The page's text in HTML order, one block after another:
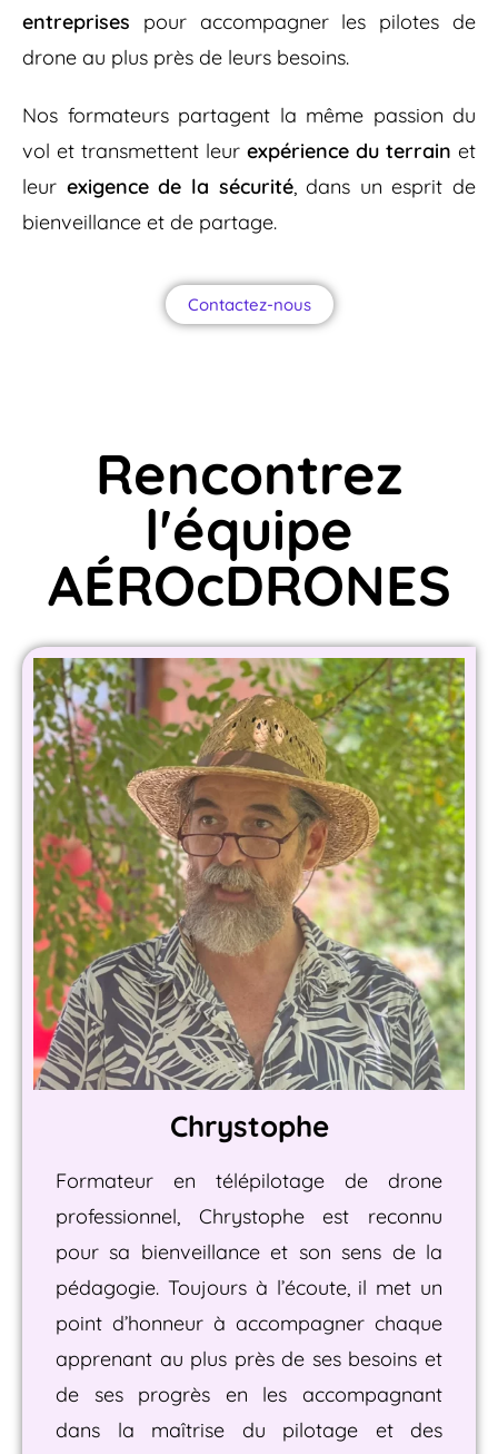
entreprises pour accompagner les pilotes de
drone au plus près de leurs besoins.
Nos formateurs partagent la même passion du
vol et transmettent leur expérience du terrain et
leur exigence de la sécurité, dans un esprit de
bienveillance et de partage.
Contactez-nous
Rencontrez
l'équipe
AÉROcDRONES
Chrystophe
Formateur en télépilotage de drone
professionnel, Chrystophe est reconnu
pour sa bienveillance et son sens de la
pédagogie. Toujours à l’écoute, il met un
point d’honneur à accompagner chaque
apprenant au plus près de ses besoins et
de ses progrès en les accompagnant
dans la maîtrise du pilotage et des